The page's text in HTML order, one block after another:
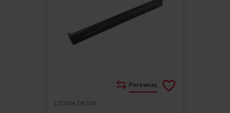
LISTWA DRZWI
Porównaj